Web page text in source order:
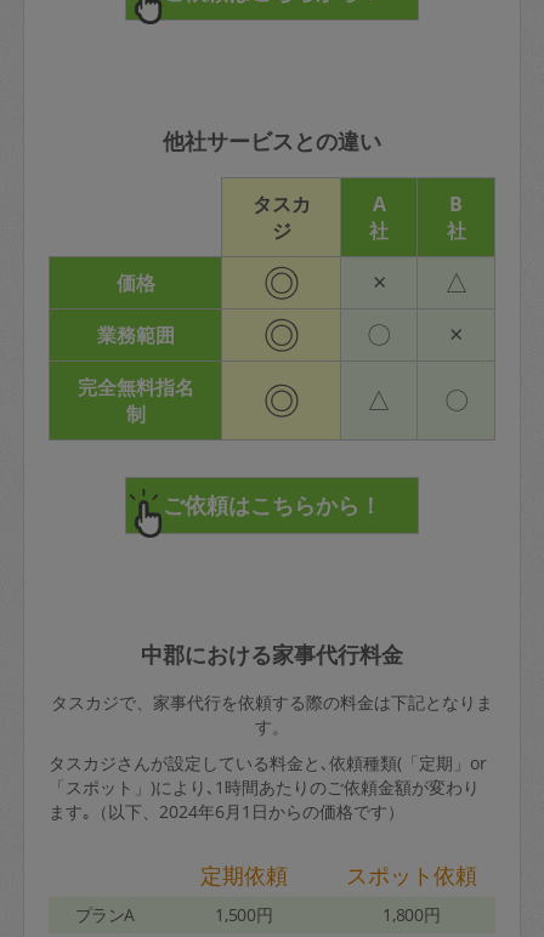
他社サービスとの違い
タスカ
ジ
A
社
B
社
価格
◎ × △
業務範囲 ◎ 〇 ×
完全無料指名
制
◎ △ 〇
中郡における家事代行料金
タスカジで、家事代行を依頼する際の料金は下記となりま
す。
タスカジさんが設定している料金と､依頼種類(「定期」or
「スポット」)により､1時間あたりのご依頼金額が変わり
ます｡（以下、2024年6月1日からの価格です）
定期依頼 スポット依頼
プランA 1,500円 1,800円